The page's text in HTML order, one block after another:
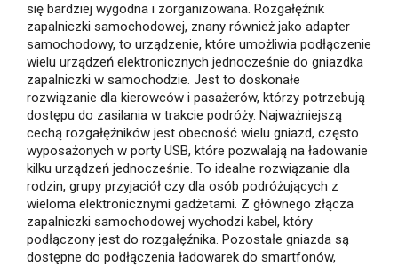
się bardziej wygodna i zorganizowana. Rozgałęźnik
zapalniczki samochodowej, znany również jako adapter
samochodowy, to urządzenie, które umożliwia podłączenie
wielu urządzeń elektronicznych jednocześnie do gniazdka
zapalniczki w samochodzie. Jest to doskonałe
rozwiązanie dla kierowców i pasażerów, którzy potrzebują
dostępu do zasilania w trakcie podróży. Najważniejszą
cechą rozgałęźników jest obecność wielu gniazd, często
wyposażonych w porty USB, które pozwalają na ładowanie
kilku urządzeń jednocześnie. To idealne rozwiązanie dla
rodzin, grupy przyjaciół czy dla osób podróżujących z
wieloma elektronicznymi gadżetami. Z głównego złącza
zapalniczki samochodowej wychodzi kabel, który
podłączony jest do rozgałęźnika. Pozostałe gniazda są
dostępne do podłączenia ładowarek do smartfonów,